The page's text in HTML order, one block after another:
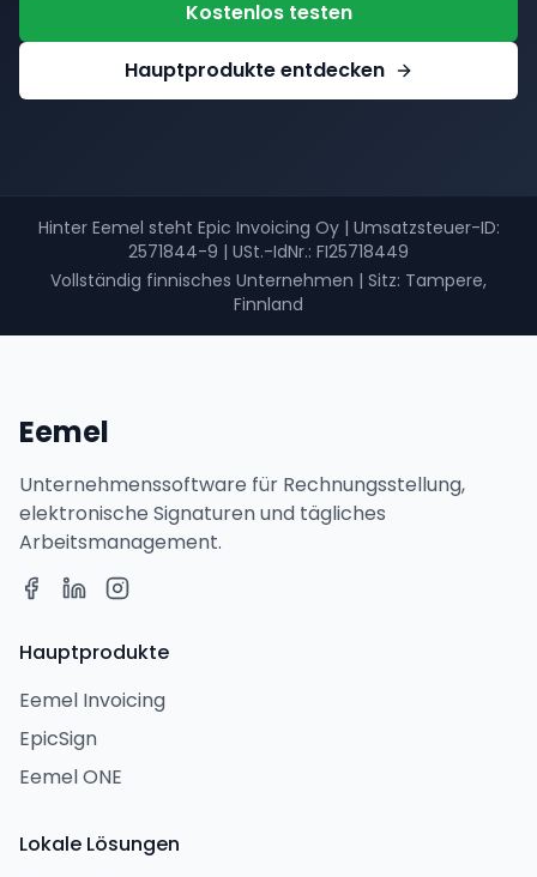
Kostenlos testen
Hauptprodukte entdecken
Hinter Eemel steht Epic Invoicing Oy| Umsatzsteuer-ID:
2571844-9 | USt.-IdNr.: FI25718449
Vollständig finnisches Unternehmen | Sitz: Tampere,
Finnland
Eemel
Unternehmenssoftware für Rechnungsstellung,
elektronische Signaturen und tägliches
Arbeitsmanagement.
Hauptprodukte
Eemel Invoicing
EpicSign
Eemel ONE
Lokale Lösungen